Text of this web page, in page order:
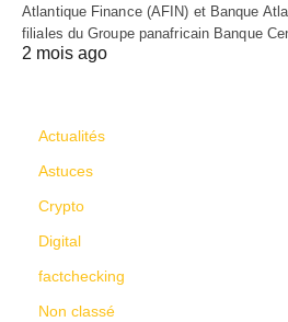
Atlantique Finance (AFIN) et Banque
filiales du Groupe panafricain Banque
2 mois ago
Actualités
Astuces
Crypto
Digital
factchecking
Non classé